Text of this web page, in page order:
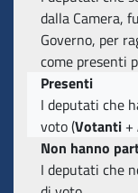
dalla Camera,
Governo, per
come presenti
Presenti
I deputati che
voto (Votanti +
Non hanno
I deputati che